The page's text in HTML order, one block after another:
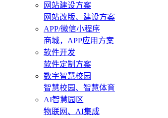
网站建设方案
网站改版、建设方案
APP/微信小程序
商城，APP应用方案
软件开发
软件定制方案
数字智慧校园
智慧校园、智慧体育
AI智慧园区
物联网、AI集成